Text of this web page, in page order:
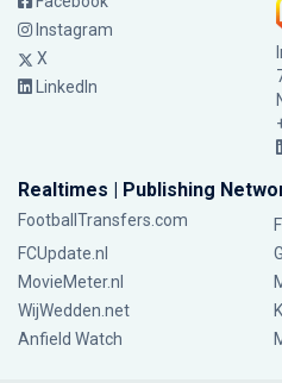
Instagram
X
LinkedIn
Realtimes | Publishing
FootballTransfers.com
FCUpdate.nl
MovieMeter.nl
WijWedden.net
Anfield Watch